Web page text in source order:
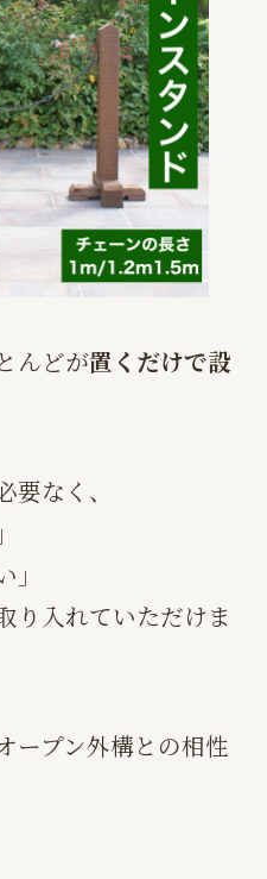
んどが置くだけで設
なく、
り入れていただけま
ープン外構との相性